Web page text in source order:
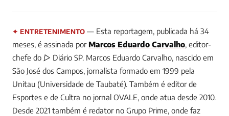
✦ ENTRETENIMENTO — Esta reportagem, publicada há 34
meses, é assinada por Marcos Eduardo Carvalho, editor-
chefe do ▷ Diário SP. Marcos Eduardo Carvalho, nascido em
São José dos Campos, jornalista formado em 1999 pela
Unitau (Universidade de Taubaté). Também é editor de
Esportes e de Cultra no jornal OVALE, onde atua desde 2010.
Desde 2021 também é redator no Grupo Prime, onde faz